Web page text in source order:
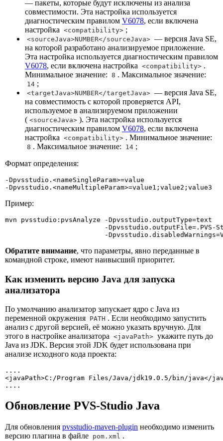
— пакеты, которые будут исключены из анализа
совместимости. Эта настройка используется
диагностическим правилом V6078, если включена
настройка <compatibility> ;
<sourceJava>NUMBER</sourceJava> — версия Java SE,
на которой разработано анализируемое приложение.
Эта настройка используется диагностическим правилом
V6078, если включена настройка <compatibility> .
Минимальное значение: 8 . Максимальное значение:
14 ;
<targetJava>NUMBER</targetJava> — версия Java SE,
на совместимость с которой проверяется API,
используемое в анализируемом приложении
( <sourceJava> ). Эта настройка используется
диагностическим правилом V6078, если включена
настройка <compatibility> . Минимальное значение:
8 . Максимальное значение: 14 ;
Формат определения:
-Dpvsstudio.<nameSingleParam>=value
-Dpvsstudio.<nameMultipleParam>=value1;value2;value3
Пример:
mvn pvsstudio:pvsAnalyze -Dpvsstudio.outputType=text
-Dpvsstudio.outputFile=.PVS-
-
Обратите внимание, что параметры, явно переданные в
командной строке, имеют наивысший приоритет.
Как изменить версию Java для запуска
анализатора
По умолчанию анализатор запускает ядро с Java из
переменной окружения PATH . Если необходимо запустить
анализ с другой версией, её можно указать вручную. Для
этого в настройке анализатора <javaPath> укажите путь до
Java из JDK. Версия этой JDK будет использована при
анализе исходного кода проекта:
....
<javaPath>C:/Program Files/Java/jdk19.0.5/bin/java</
....
Обновление PVS-Studio Java
Для обновления pvsstudio-maven-plugin необходимо изменить
версию плагина в файле pom.xml .